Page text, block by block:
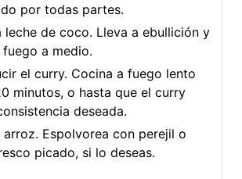
por todas partes.
leche de coco. Lleva a ebullición y
a medio.
el curry. Cocina a fuego lento
minutos, o hasta que el curry
deseada.
arroz. Espolvorea con perejil o
picado, si lo deseas.